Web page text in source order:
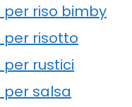
per riso bimby
per risotto
rustici
per salsa